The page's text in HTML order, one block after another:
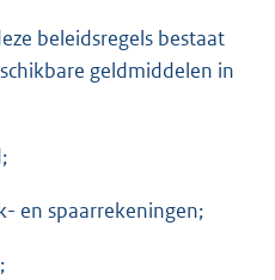
beleidsregels bestaat
geldmiddelen in
en spaarrekeningen;